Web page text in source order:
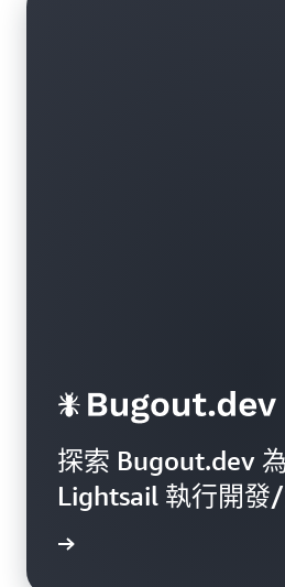
探索 Bugout.dev
Lightsail 執行開發